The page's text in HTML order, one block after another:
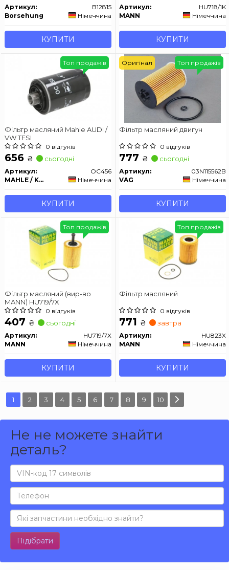
Артикул:
B12815
Borsehung
Німеччина
КУПИТИ
Артикул:
HU718/1K
MANN
Німеччина
КУПИТИ
Фільтр масляний Mahle AUDI /
VW TFSI
0 відгуків
656 ₴ сьогодні
Артикул:
OC456
MAHLE / KNECHT
Німеччина
КУПИТИ
Топ продажів
Фільтр масляний двигун
0 відгуків
777 ₴ сьогодні
Артикул:
03N115562B
VAG
Німеччина
КУПИТИ
Топ продажів
Оригінал
Фільтр масляний (вир-во
MANN) HU719/7X
0 відгуків
407 ₴ сьогодні
Артикул:
HU719/7X
MANN
Німеччина
КУПИТИ
Топ продажів
Фільтр масляний
0 відгуків
771 ₴ завтра
Артикул:
HU823X
MANN
Німеччина
КУПИТИ
Топ продажів
1 2 3 4 5 6 7 8 9 10
Не не можете знайти
деталь?
Підібрати